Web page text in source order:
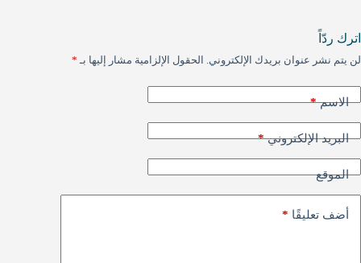
اترك ردّاً
لن يتم نشر عنوان بريدك الإلكتروني. الحقول الإلزامية مشار إليها بـ *
الاسم*
البريد الإلكتروني*
الموقع
أضف تعليقًا *